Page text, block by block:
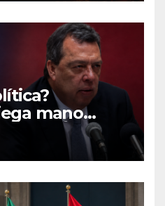
mano
de Ángel